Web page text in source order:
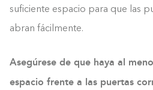
suficiente espacio para que las
abran fácilmente.
Asegúrese de que haya al
espacio frente a las puertas